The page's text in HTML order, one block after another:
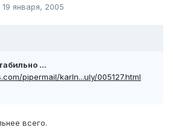
19 января, 2005
...
pipermail/karln...uly/005127.html
всего.